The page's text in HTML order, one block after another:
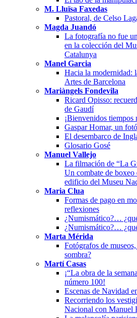
M. Lluïsa Faxedas
Pastoral, de Celso
Magda Juandó
La fotografía no fue
en la colección del
Catalunya
Manel Garcia
Hacia la modernidad:
Artes de Barcelona
Mariàngels Fondevila
Ricard Opisso:
de Gaudí
¡Bienvenidos tiempos
Gaspar Homar, un
El desembarco de
Glosario Gosé
Manuel Vallejo
La filmación de “La
Un combate de
edificio del Museu
Maria Clua
Formas de pago en
reflexiones
¿Numismático?…
¿Numismático?…
Marta Mérida
Fotógrafos de
sombra?
Martí Casas
¡“La obra de la
número 100!
Escenas de Navidad
Recorriendo los
Nacional con Manuel